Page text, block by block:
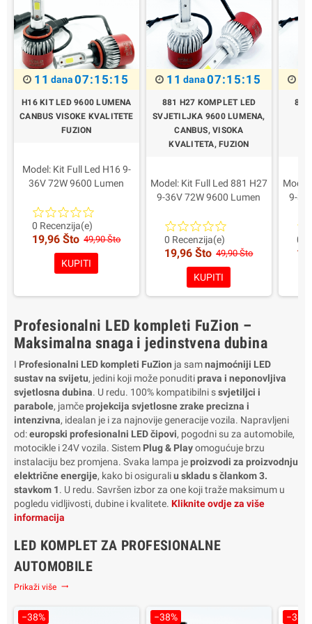
11 dana07:15:14
H16 KIT LED 9600 LUMENA
CANBUS VISOKE KVALITETE
FUZION
Model: Kit Full Led H16 9-
36V 72W 9600 Lumen
4800 Lumen Real
Kompatibilnost: 12/24Volt
Boja: bijela 6000K
Prednosti: Više svjetlosti u
svim
uvjetima
Garancija 2 godine
Trajanje do 10 godina
0 Recenzija(e)
19,96 Što 49,90 Što
KUPITI
11 dana07:15:14
881 H27 KOMPLET LED
SVJETILJKA 9600 LUMENA,
CANBUS, VISOKA
KVALITETA, FUZION
Model: Kit Full Led 881 H27
9-36V 72W 9600 Lumen
4800 Lumen Real
Kompatibilnost: 12/24Volt
Boja: bijela 6000K
Prednosti: Više svjetlosti u
svim
prometnim/klimatskim
Pakovanje: 2 svjetiljke
Garancija 2 godine
Trajanje do 10 godina
0 Recenzija(e)
19,96 Što 49,90 Što
KUPITI
880
9-
0
Profesionalni LED kompleti FuZion –
Maksimalna snaga i jedinstvena dubina
I Profesionalni LED kompleti FuZion ja samnajmoćniji LED
sustav na svijetu, jedini koji može ponuditiprava i neponovljiva
svjetlosna dubina. U redu. 100% kompatibilni ssvjetiljci i
parabole, jamčeprojekcija svjetlosne zrake precizna i
intenzivna, idealan je i za najnovije generacije vozila. Napravljeni
od:europski profesionalni LED čipovi, pogodni su za automobile,
motocikle i 24V vozila. Sistem Plug & Playomogućuje brzu
instalaciju bez promjena. Svaka lampa jeproizvodi za proizvodnju
električne energije, kako bi osiguraliu skladu s člankom 3.
stavkom 1. U redu. Savršen izbor za one koji traže maksimum u
pogledu vidljivosti, dubine i kvalitete. Kliknite ovdje za više
informacija
LED KOMPLET ZA PROFESIONALNE
AUTOMOBILE
Prikaži više trending_flat
−38% −38% −38%